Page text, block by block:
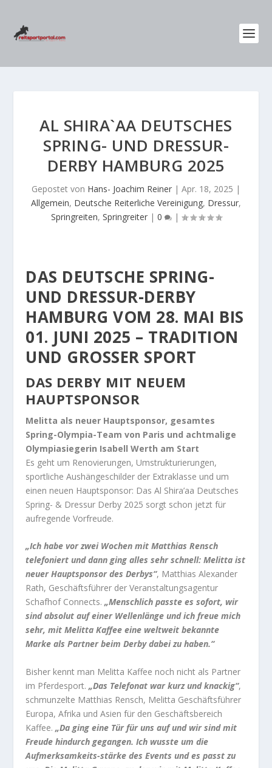
AL SHIRA`AA DEUTSCHES
SPRING- UND DRESSUR-
DERBY HAMBURG 2025
Gepostet von Hans- Joachim Reiner | Apr. 18, 2025 |
Allgemein, Deutsche Reiterliche Vereinigung, Dressur,
Springreiten, Springreiter| 0 |
DAS DEUTSCHE SPRING-
UND DRESSUR-DERBY
HAMBURG VOM 28. MAI BIS
01. JUNI 2025 – TRADITION
UND GROSSER SPORT
DAS DERBY MIT NEUEM
HAUPTSPONSOR
Melitta als neuer Hauptsponsor, gesamtes
Spring-Olympia-Team von Paris und achtmalige
Olympiasiegerin Isabell Werth am Start
Es geht um Renovierungen, Umstrukturierungen,
sportliche Aushängeschilder der Extraklasse und um
einen neuen Hauptsponsor: Das Al Shira’aa Deutsches
Spring- & Dressur Derby 2025 sorgt schon jetzt für
aufregende Vorfreude.
„Ich habe vor zwei Wochen mit Matthias Rensch
telefoniert und dann ging alles sehr schnell: Melitta ist
neuer Hauptsponsor des Derbys“, Matthias Alexander
Rath, Geschäftsführer der Veranstaltungsagentur
Schafhof Connects.„Menschlich passte es sofort, wir
sind absolut auf einer Wellenlänge und ich freue mich
sehr, mit Melitta Kaffee eine weltweit bekannte
Marke als Partner beim Derby dabei zu haben.“
Bisher kennt man Melitta Kaffee noch nicht als Partner
im Pferdesport.„Das Telefonat war kurz und knackig“,
schmunzelte Matthias Rensch, Melitta Geschäftsführer
Europa, Afrika und Asien für den Geschäftsbereich
Kaffee.„Da ging eine Tür für uns auf und wir sind mit
Freude hindurch gegangen. Ich wusste um die
Aufmerksamkeits-stärke des Events und es passt zu